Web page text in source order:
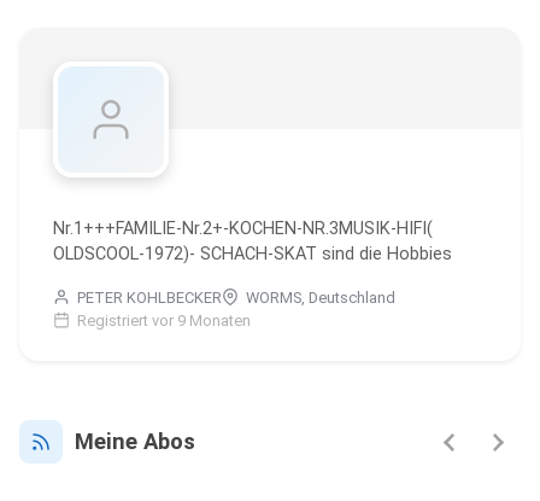
Nr.1+++FAMILIE-Nr.2+-KOCHEN-NR.3MUSIK-HIFI(
OLDSCOOL-1972)- SCHACH-SKAT sind die Hobbies
PETER KOHLBECKER
WORMS, Deutschland
Registriert vor 9 Monaten
Meine Abos